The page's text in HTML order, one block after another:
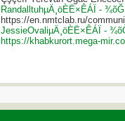
RandalltuhµÄ¸öÈË×ÊÁÏ -
https://en.nmtclab.ru/
JessieOvaliµÄ¸öÈË×ÊÁÏ -
https://khabkurort.mega-